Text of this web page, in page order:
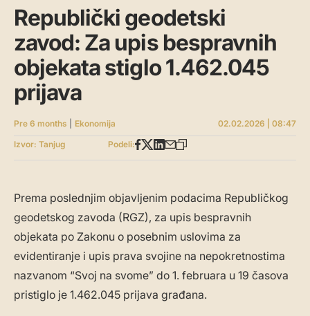
Republički geodetski
zavod: Za upis bespravnih
objekata stiglo 1.462.045
prijava
Pre 6 months Ekonomija
02.02.2026 | 08:47
Izvor: Tanjug
Podeli:
Prema poslednjim objavljenim podacima Republičkog
geodetskog zavoda (RGZ), za upis bespravnih
objekata po Zakonu o posebnim uslovima za
evidentiranje i upis prava svojine na nepokretnostima
nazvanom “Svoj na svome” do 1. februara u 19 časova
pristiglo je 1.462.045 prijava građana.